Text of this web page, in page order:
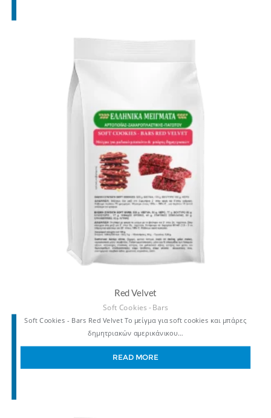
Red Velvet
Soft Cookies - Bars
Soft Cookies - Bars Red Velvet Το μείγμα για soft cookies και μπάρες
δημητριακών αμερικάνικου…
READ MORE